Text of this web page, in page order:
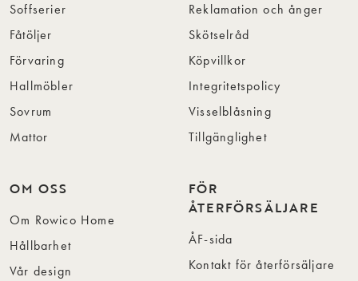
Soffserier
Fåtöljer
Förvaring
Hallmöbler
Sovrum
Mattor
Reklamation och ånger
Skötselråd
Köpvillkor
Integritetspolicy
Visselblåsning
Tillgänglighet
OM OSS
Om Rowico Home
Hållbarhet
Vår design
FÖR
ÅTERFÖRSÄLJARE
ÅF-sida
Kontakt för återförsäljare